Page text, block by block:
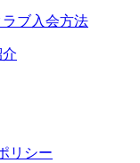
ブ入会方法
リシー